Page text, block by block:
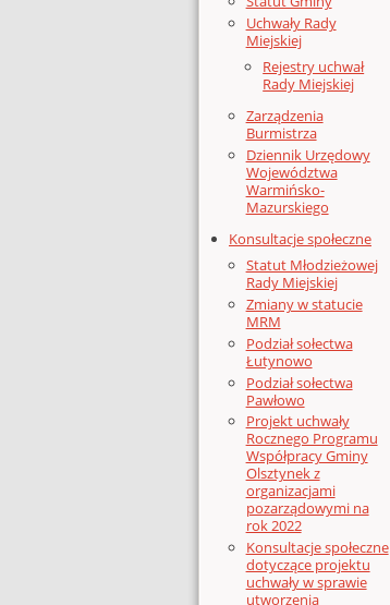
Uchwały Rady
Miejskiej
Rejestry uchwał
Rady Miejskiej
Zarządzenia
Burmistrza
Dziennik Urzędowy
Województwa
Warmińsko-
Mazurskiego
Konsultacje społeczne
Statut Młodzieżowej
Rady Miejskiej
Zmiany w statucie
MRM
Podział sołectwa
Łutynowo
Podział sołectwa
Pawłowo
Projekt uchwały
Rocznego Programu
Współpracy Gminy
Olsztynek z
organizacjami
pozarządowymi na
rok 2022
Konsultacje społeczne
dotyczące projektu
uchwały w sprawie
utworzenia